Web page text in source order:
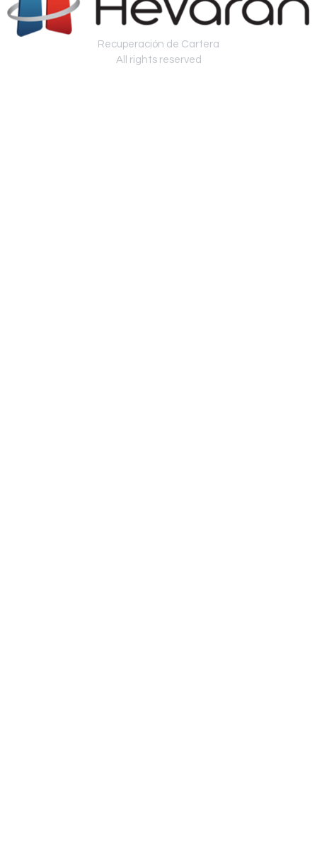
Recuperación de Cartera
All rights reserved